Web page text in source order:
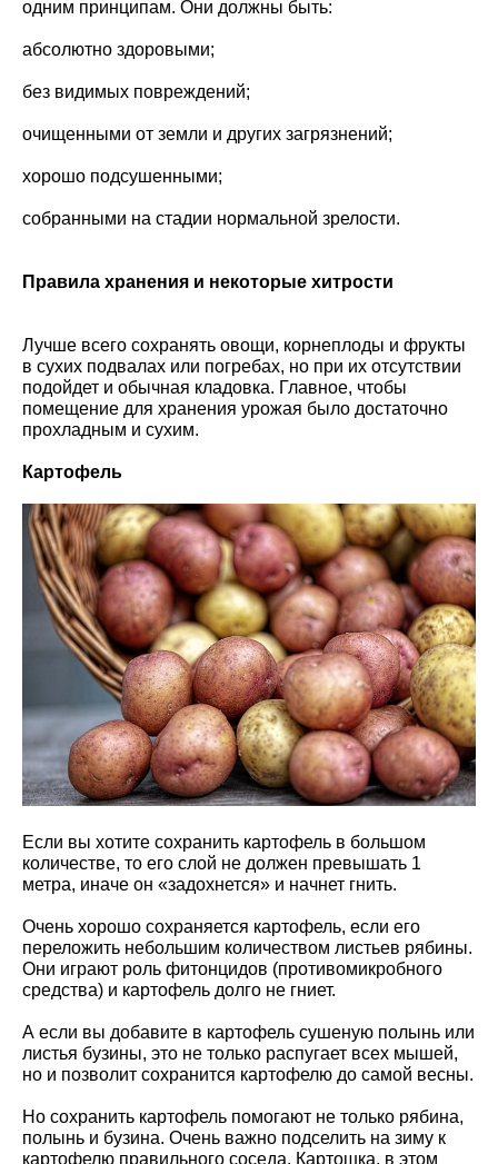
одним принципам. Они должны быть:
абсолютно здоровыми;
без видимых повреждений;
очищенными от земли и других загрязнений;
хорошо подсушенными;
собранными на стадии нормальной зрелости.
Правила хранения и некоторые хитрости
Лучше всего сохранять овощи, корнеплоды и фрукты
в сухих подвалах или погребах, но при их отсутствии
подойдет и обычная кладовка. Главное, чтобы
помещение для хранения урожая было достаточно
прохладным и сухим.
Картофель
Если вы хотите сохранить картофель в большом
количестве, то его слой не должен превышать 1
метра, иначе он «задохнется» и начнет гнить.
Очень хорошо сохраняется картофель, если его
переложить небольшим количеством листьев рябины.
Они играют роль фитонцидов (противомикробного
средства) и картофель долго не гниет.
А если вы добавите в картофель сушеную полынь или
листья бузины, это не только распугает всех мышей,
но и позволит сохранится картофелю до самой весны.
Но сохранить картофель помогают не только рябина,
полынь и бузина. Очень важно подселить на зиму к
картофелю правильного соседа. Картошка, в этом